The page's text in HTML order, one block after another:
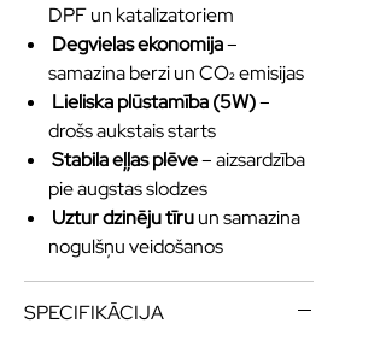
DPF un katalizatoriem
Degvielas ekonomija–
samazina berzi un CO₂ emisijas
Lieliska plūstamība (5W)–
drošs aukstais starts
Stabila eļļas plēve– aizsardzība
pie augstas slodzes
Uztur dzinēju tīruun samazina
nogulšņu veidošanos
SPECIFIKĀCIJA